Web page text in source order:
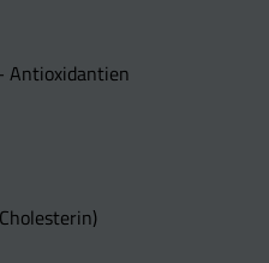
Antioxidantien